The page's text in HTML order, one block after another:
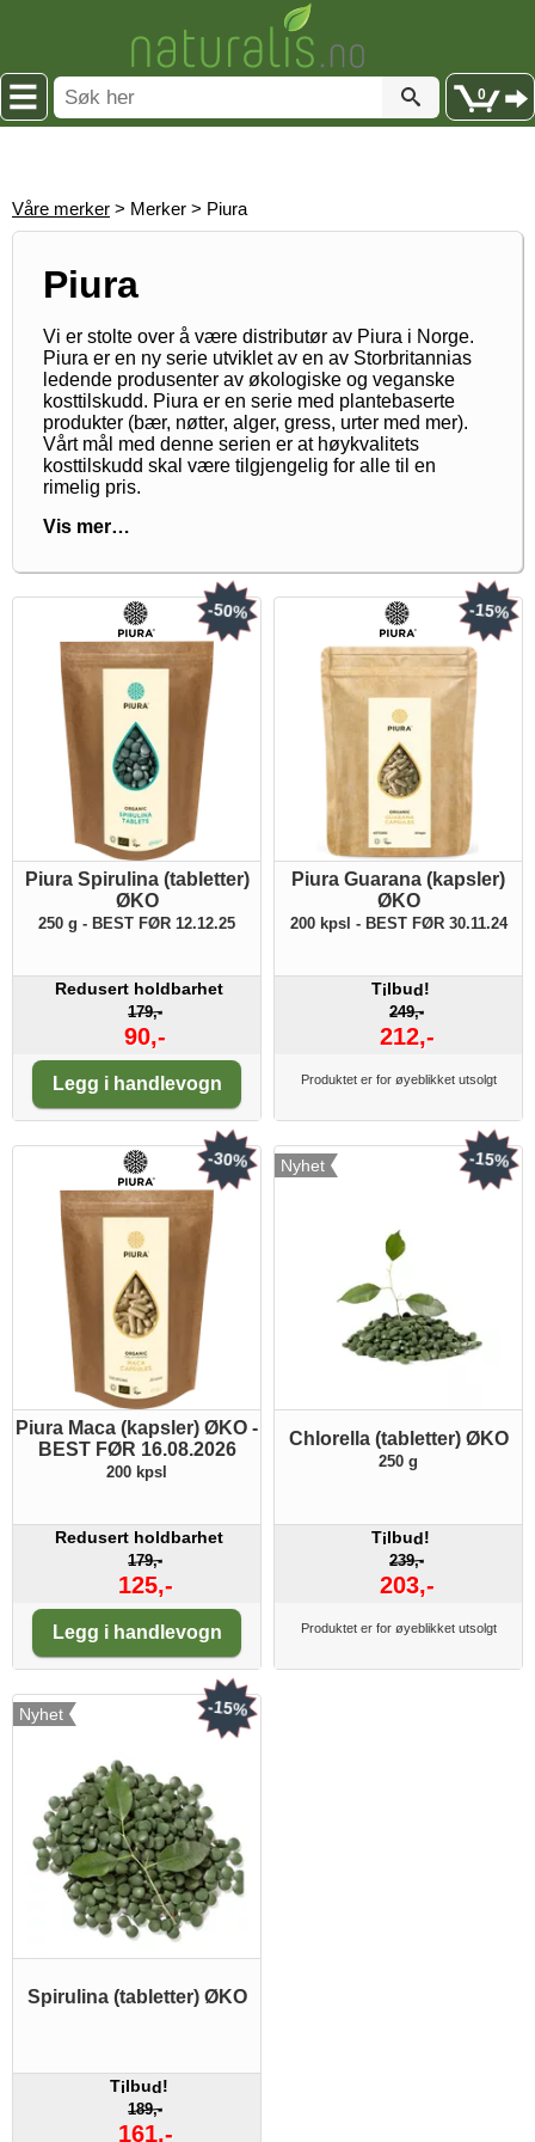
0
Våre merker > Merker > Piura
Piura
Vi er stolte over å være distributør av Piura i Norge.
Piura er en ny serie utviklet av en av Storbritannias
ledende produsenter av økologiske og veganske
kosttilskudd. Piura er en serie med plantebaserte
produkter (bær, nøtter, alger, gress, urter med mer).
Vårt mål med denne serien er at høykvalitets
kosttilskudd skal være tilgjengelig for alle til en
rimelig pris.
Vis mer…
Piura Spirulina (tabletter)
ØKO
250 g - BEST FØR 12.12.25
Redusert holdbarhet
179,-
90,-
-50%
Legg i handlevogn
Piura Guarana (kapsler)
ØKO
200 kpsl - BEST FØR 30.11.24
Tilbud!
249,-
212,-
-15%
Produktet er for øyeblikket utsolgt
Piura Maca (kapsler) ØKO -
BEST FØR 16.08.2026
200 kpsl
Redusert holdbarhet
179,-
125,-
-30%
Legg i handlevogn
Nyhet
Chlorella (tabletter) ØKO
250 g
Tilbud!
239,-
203,-
-15%
Produktet er for øyeblikket utsolgt
Nyhet
Spirulina (tabletter) ØKO
Tilbud!
189,-
161,-
-15%